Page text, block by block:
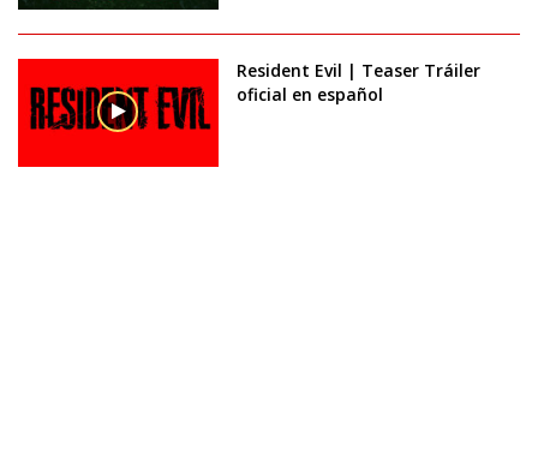
Resident Evil | Teaser Tráiler
oficial en español